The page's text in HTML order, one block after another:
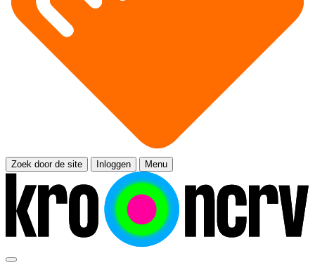
Zoek door de site Inloggen Menu